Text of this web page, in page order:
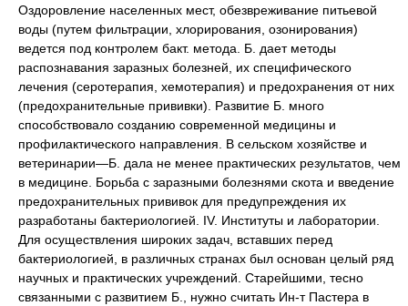
Оздоровление населенных мест, обезвреживание питьевой
воды (путем фильтрации, хлорирования, озонирования)
ведется под контролем бакт. метода. Б. дает методы
распознавания заразных болезней, их специфического
лечения (серотерапия, хемотерапия) и предохранения от них
(предохранительные прививки). Развитие Б. много
способствовало созданию современной медицины и
профилактического направления. В сельском хозяйстве и
ветеринарии—Б. дала не менее практических результатов, чем
в медицине. Борьба с заразными болезнями скота и введение
предохранительных прививок для предупреждения их
разработаны бактериологией. IV. Институты и лаборатории.
Для осуществления широких задач, вставших перед
бактериологией, в различных странах был основан целый ряд
научных и практических учреждений. Старейшими, тесно
связанными с развитием Б., нужно считать Ин-т Пастера в